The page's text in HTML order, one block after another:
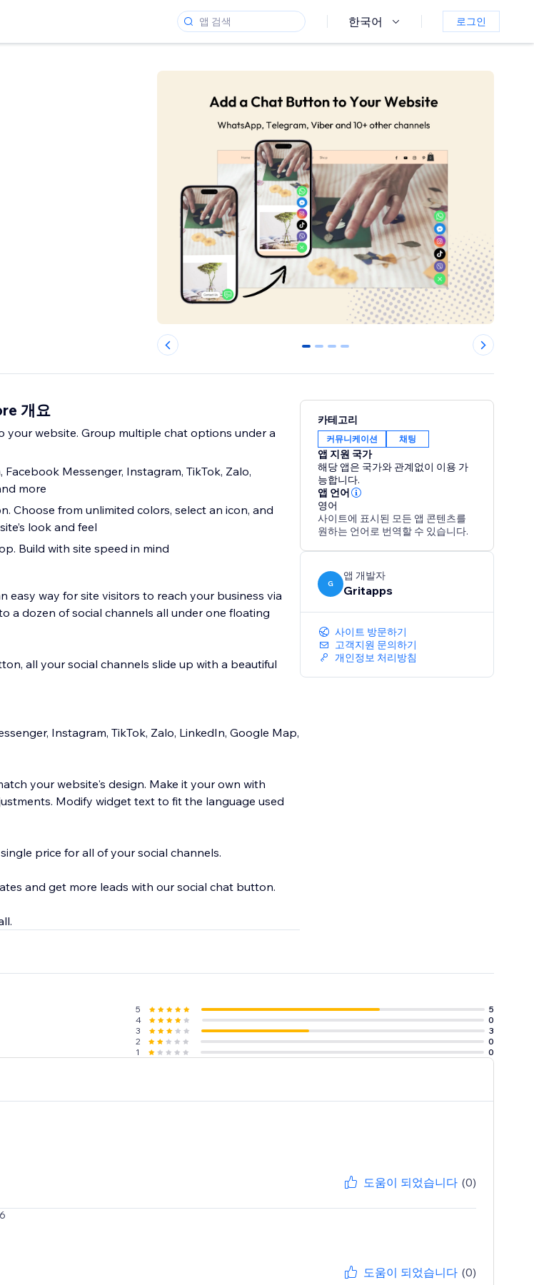
한국어 로그인
0 1 2 3
개요
website. Group multiple chat options under a
Messenger, Instagram, TikTok, Zalo,
more
Choose from unlimited colors, select an icon, and
look and feel
Build with site speed in mind
way for site visitors to reach your business via
a dozen of social channels all under one floating
all your social channels slide up with a beautiful
Instagram, TikTok, Zalo, LinkedIn, Google Map,
your website's design. Make it your own with
Modify widget text to fit the language used
price for all of your social channels.
and get more leads with our social chat button.
카테고리
커뮤니케이션 채팅
앱 지원 국가
해당 앱은 국가와 관계없이 이용 가
능합니다.
앱 언어
영어
사이트에 표시된 모든 앱 콘텐츠를
원하는 언어로 번역할 수 있습니다.
G
앱 개발자
Gritapps
사이트 방문하기
고객지원 문의하기
개인정보 처리방침
5
5
4
0
3
3
2
0
1
0
도움이 되었습니다 (0)
도움이 되었습니다 (0)